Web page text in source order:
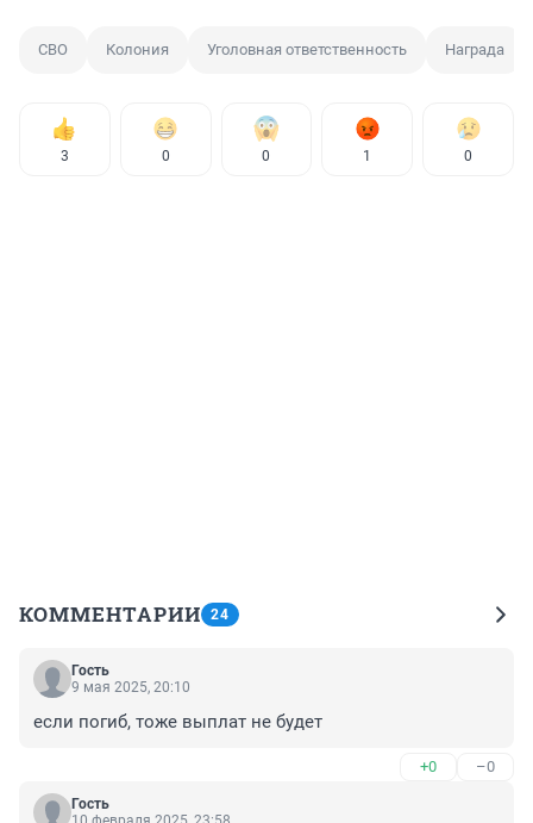
СВО Колония Уголовная ответственность Награда
3 0 0 1 0
КОММЕНТАРИИ 24
Гость
9 мая 2025, 20:10
если погиб, тоже выплат не будет
+0 –0
Гость